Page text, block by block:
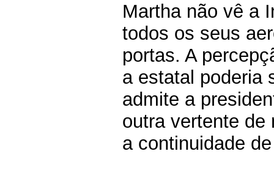
Martha não vê a
todos os seus
portas. A
a estatal poderia
admite a
outra vertente de
a continuidade